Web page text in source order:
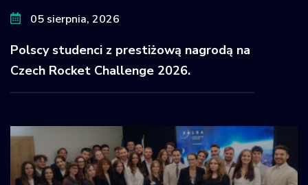
05 sierpnia, 2026
Polscy studenci z prestiżową nagrodą na
Czech Rocket Challenge 2026.